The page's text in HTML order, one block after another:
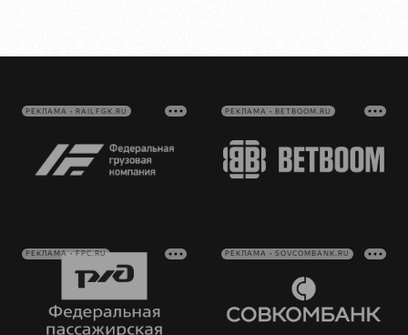
РЕКЛАМА • RAILFGK.RU РЕКЛАМА • BETBOOM.RU
РЕКЛАМА • FPC.RU РЕКЛАМА • SOVCOMBANK.RU